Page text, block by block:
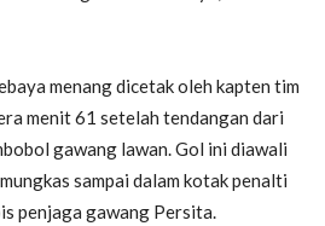
menang dicetak oleh kapten tim
menit 61 setelah tendangan dari
gawang lawan. Gol ini diawali
sampai dalam kotak penalti
penjaga gawang Persita.